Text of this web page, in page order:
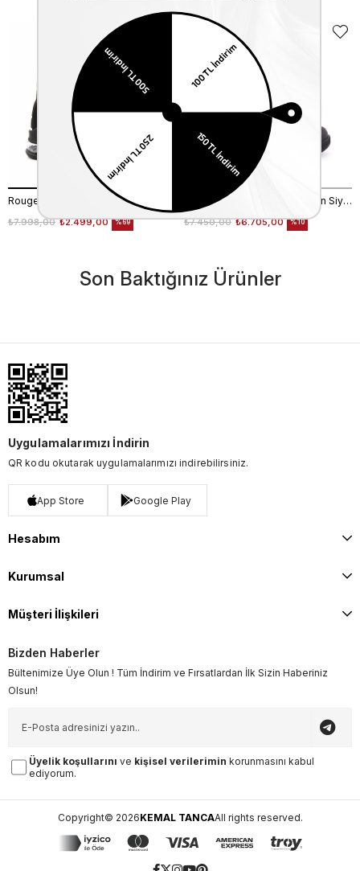
₺2.499,00
₺7.998,00 %69
Ugg Kadın Süet Kauçuk Taban Siyah Günlük Bot
₺6.705,00
₺7.450,00 %10
EKSTRA
İNDİRİM
Son Baktığınız Ürünler
Uygulamalarımızı İndirin
QR kodu okutarak uygulamalarımızı indirebilirsiniz.
App Store Google Play
Hesabım
Kurumsal
Müşteri İlişkileri
Bizden Haberler
Bültenimize Üye Olun ! Tüm İndirim ve Fırsatlardan İlk Sizin Haberiniz
Olsun!
Üyelik koşullarını ve kişisel verilerimin korunmasını kabul
ediyorum.
Copyright© 2026KEMAL TANCAAll rights reserved.